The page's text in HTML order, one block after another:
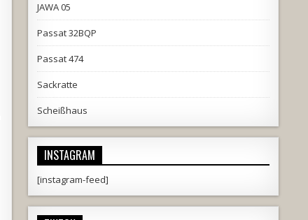
JAWA 05
Passat 32BQP
Passat 474
Sackratte
Scheißhaus
INSTAGRAM
[instagram-feed]